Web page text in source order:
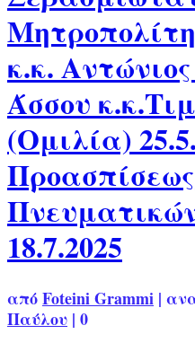
κ.κ.
Άσσου
(Ομιλία)
18.7.2025
απόFoteini Grammi |
Παύλου | 0